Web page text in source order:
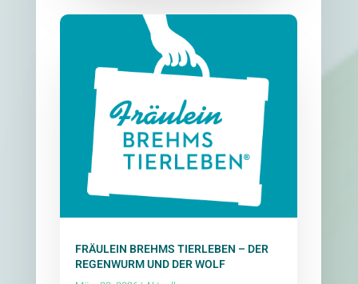
FRÄULEIN BREHMS TIERLEBEN – DER
REGENWURM UND DER WOLF